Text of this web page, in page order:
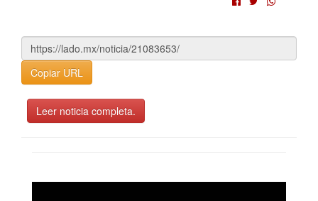
Copiar URL
Leer noticia completa.